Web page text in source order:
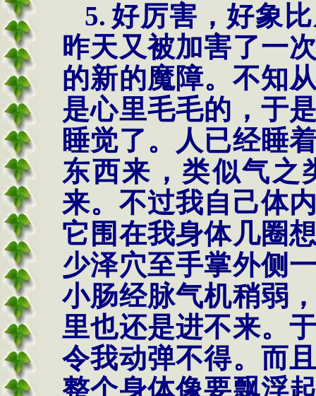
5. 好厉害，好象
昨天又被加害了一
的新的魔障。不知
是心里毛毛的，于
睡觉了。人已经睡
东西来，类似气之
来。不过我自己体
它围在我身体几圈
少泽穴至手掌外侧
小肠经脉气机稍弱
里也还是进不来。
令我动弹不得。而
整个身体像要飘浮